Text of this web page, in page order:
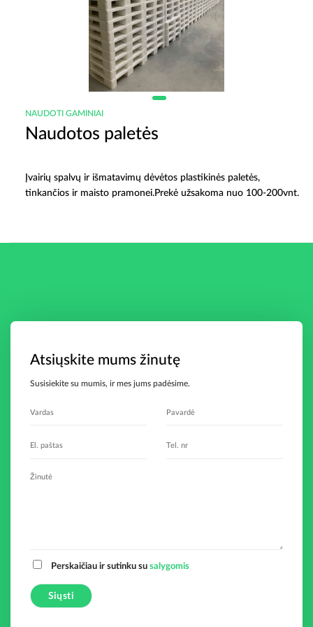
NAUDOTI GAMINIAI
Naudotos paletės
Įvairių spalvų ir išmatavimų dėvėtos plastikinės paletės,
tinkančios ir maisto pramonei.Prekė užsakoma nuo 100-200vnt.
Atsiųskite mums žinutę
Susisiekite su mumis, ir mes jums padėsime.
Perskaičiau ir sutinku su salygomis